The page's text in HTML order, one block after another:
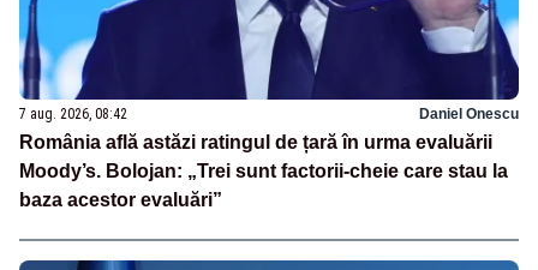
7 aug. 2026, 08:42 Daniel Onescu
România află astăzi ratingul de țară în urma evaluării
Moody’s. Bolojan: „Trei sunt factorii-cheie care stau la
baza acestor evaluări”